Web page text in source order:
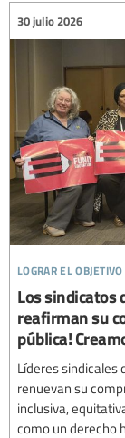
lograr el
30 julio 2026
Los sindicatos
reafirman su
pública!
Líderes sindicales
renuevan su
inclusiva,
como un derecho